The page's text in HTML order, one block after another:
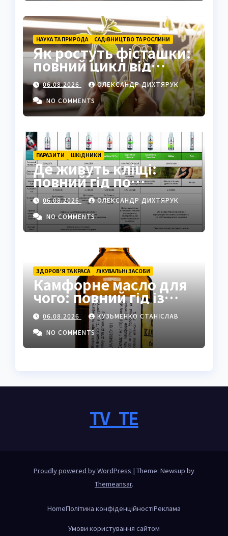
НАУКА ТА ПРИРОДА САДІВНИЦТВО ТА РОСЛИНИ
Як ростуть фісташки:
повний цикл від
насіння до стиглого
горіха
06.08.2026
ОЛЕКСАНДР ДИХТЯРУК
NO COMMENTS
ПАРАЗИТИ ШКІДНИКИ
Де живуть кліщі:
повний гід по
біотопах, ризиках і
захисті
06.08.2026
ОЛЕКСАНДР ДИХТЯРУК
NO COMMENTS
ЗДОРОВ’Я ТА КРАСА ЛІКУВАЛЬНІ ЗАСОБИ
Камфорне масло для
чого: повний гід із
застосуванням і
властивостями
06.08.2026
КУЗЬМЕНКО СТАНІСЛАВ
NO COMMENTS
TV_TE
Proudly powered by WordPress | Theme: Newsup by
Themeansar.
HomeПолітика конфіденційностіРеклама
Умови користування сайтом